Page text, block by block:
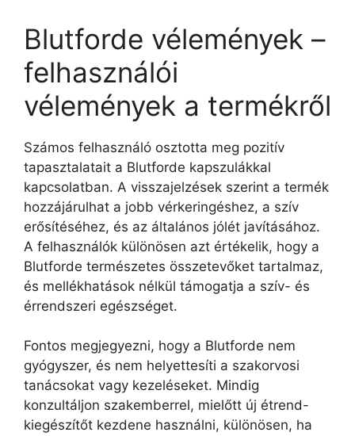
Blutforde vélemények –
felhasználói
vélemények a termékről
Számos felhasználó osztotta meg pozitív
tapasztalatait a Blutforde kapszulákkal
kapcsolatban. A visszajelzések szerint a termék
hozzájárulhat a jobb vérkeringéshez, a szív
erősítéséhez, és az általános jólét javításához.
A felhasználók különösen azt értékelik, hogy a
Blutforde természetes összetevőket tartalmaz,
és mellékhatások nélkül támogatja a szív- és
érrendszeri egészséget.
Fontos megjegyezni, hogy a Blutforde nem
gyógyszer, és nem helyettesíti a szakorvosi
tanácsokat vagy kezeléseket. Mindig
konzultáljon szakemberrel, mielőtt új étrend-
kiegészítőt kezdene használni, különösen, ha